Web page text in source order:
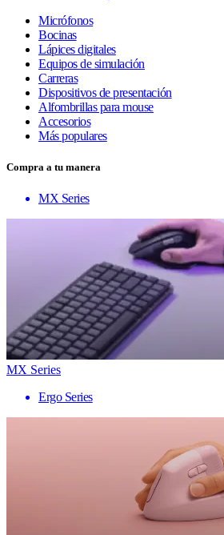
Micrófonos
Bocinas
Lápices digitales
Equipos de simulación
Carreras
Dispositivos de presentación
Alfombrillas para mouse
Accesorios
Más populares
Compra a tu manera
MX Series
MX Series
Ergo Series